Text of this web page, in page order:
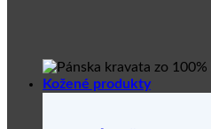
Kožené produkty